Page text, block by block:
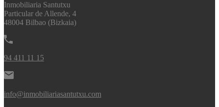
Inmobiliaria Santutxu
Particular de Allende, 4
48004 Bilbao (Bizkaia)
94 411 11 15
info@inmobiliariasantutxu.com